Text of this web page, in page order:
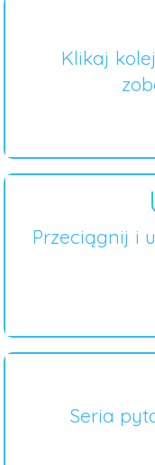
Klikaj
Przeciągnij i
Seria